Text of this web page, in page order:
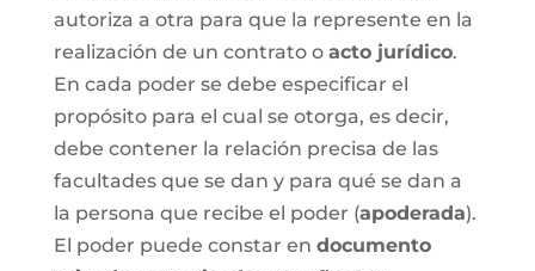
autoriza a otra para que la represente en la
realización de un contrato o acto jurídico.
En cada poder se debe especificar el
propósito para el cual se otorga, es decir,
debe contener la relación precisa de las
facultades que se dan y para qué se dan a
la persona que recibe el poder (apoderada).
El poder puede constar en documento